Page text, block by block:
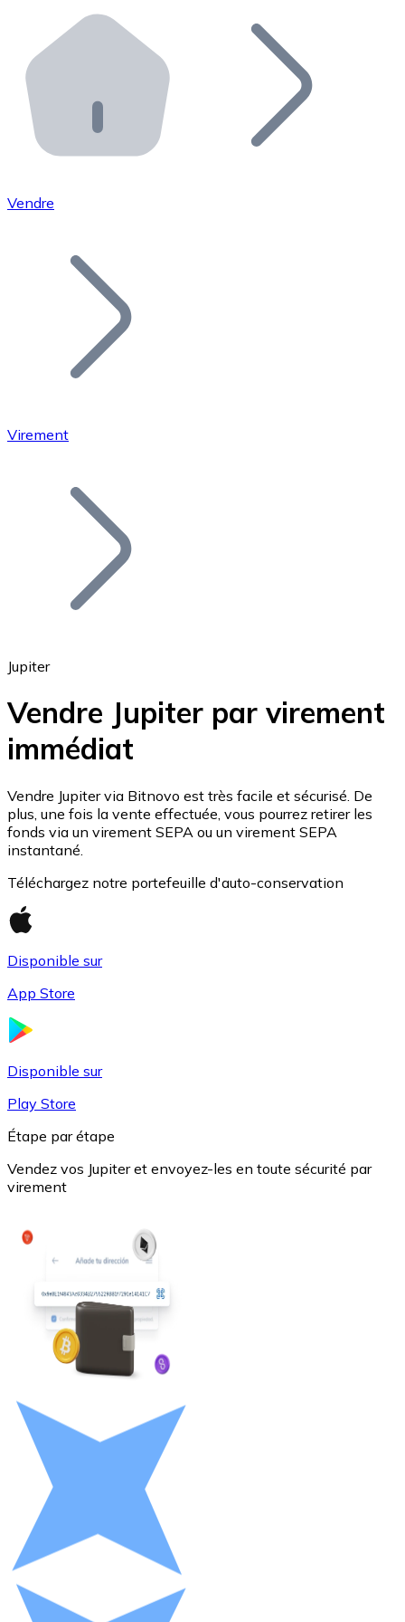
Distributeurs automatiques Bitnovo
Intégrez un ATM Bitnovo dans votre entreprise et
API Bitnovo
Intégrez notre API dans votre écosystème.
Rejoignez notre réseau de distributeurs et
Ajoutez le token de votre projet à notre service
Bitcoin
Ethereum
ETH
LTC
XRP
Vendre
Virement
Jupiter
Vendre Jupiter par virement
immédiat
Vendre Jupiter via Bitnovo est très facile et sécurisé. De
plus, une fois la vente effectuée, vous pourrez retirer les
fonds via un virement SEPA ou un virement SEPA
instantané.
Téléchargez notre portefeuille d'auto-conservation
Disponible sur
App Store
Disponible sur
Play Store
Étape par étape
Vendez vos Jupiter et envoyez-les en toute sécurité par
virement